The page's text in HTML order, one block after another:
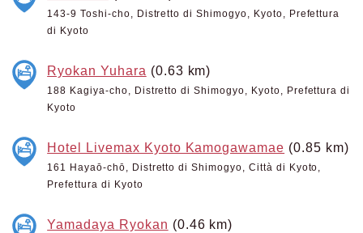
143-9 Toshi-cho, Distretto di Shimogyo, Kyoto, Prefettura
di Kyoto
Ryokan Yuhara (0.63 km)
188 Kagiya-cho, Distretto di Shimogyo, Kyoto, Prefettura di
Kyoto
Hotel Livemax Kyoto Kamogawamae (0.85 km)
161 Hayaō-chō, Distretto di Shimogyo, Città di Kyoto,
Prefettura di Kyoto
Yamadaya Ryokan (0.46 km)